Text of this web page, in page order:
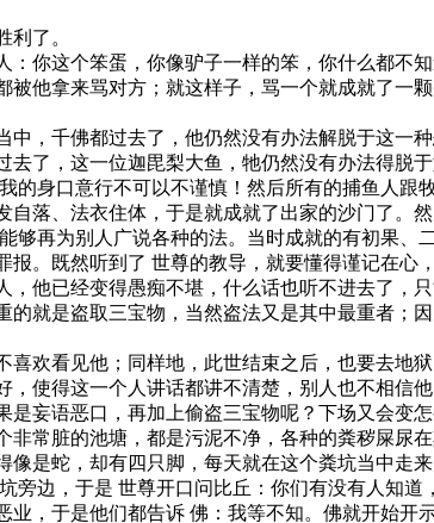
了。
你这个笨蛋，你像驴子一样的笨，你什么都不
他拿来骂对方；就这样子，骂一个就成就了一
，千佛都过去了，他仍然没有办法解脱于这一
了，这一位迦毘梨大鱼，牠仍然没有办法得脱
的身口意行不可以不谨慎！然后所有的捕鱼人跟
落、法衣住体，于是就成就了出家的沙门了。
再为别人广说各种的法。当时成就的有初果、
。既然听到了 世尊的教导，就要懂得谨记在心
他已经变得愚痴不堪，什么话也听不进去了，
就是盗取三宝物，当然盗法又是其中最重者；
欢看见他；同样地，此世结束之后，也要去地
使得这一个人讲话都讲不清楚，别人也不相信
妄语恶口，再加上偷盗三宝物呢？下场又会变怎
常脏的池塘，都是污泥不净，各种的粪秽屎尿
是蛇，却有四只脚，每天就在这个粪坑当中走
边，于是 世尊开口问比丘：你们有没有人知道
，于是他们都告诉 佛：我等不知。佛就开始开